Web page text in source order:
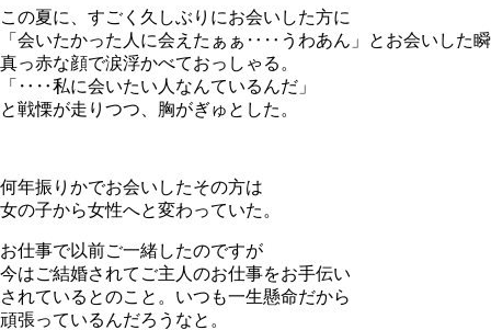
この夏に、すごく久しぶりにお会いした方に
「会いたかった人に会えたぁぁ‥‥うわあん」とお会いした
真っ赤な顔で涙浮かべておっしゃる。
「‥‥私に会いたい人なんているんだ」
と戦慄が走りつつ、胸がぎゅとした。
何年振りかでお会いしたその方は
女の子から女性へと変わっていた。
お仕事で以前ご一緒したのですが
今はご結婚されてご主人のお仕事をお手伝い
されているとのこと。いつも一生懸命だから
頑張っているんだろうなと。